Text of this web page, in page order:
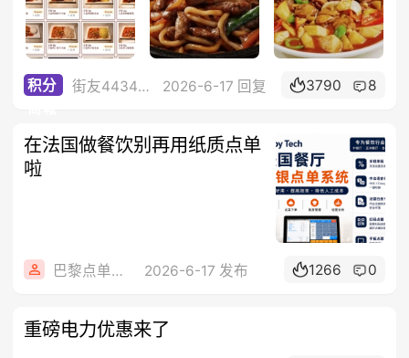
积分
街友44342284 2026-6-17 回复 3790 8
在法国做餐饮别再用纸质点单
啦
巴黎点单系统 2026-6-17 发布 1266 0
重磅电力优惠来了